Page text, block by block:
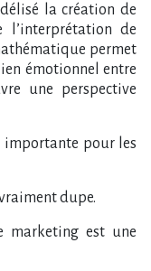
la création de
de
permet
émotionnel entre
une perspective
importante pour les
vraiment dupe.
marketing est une